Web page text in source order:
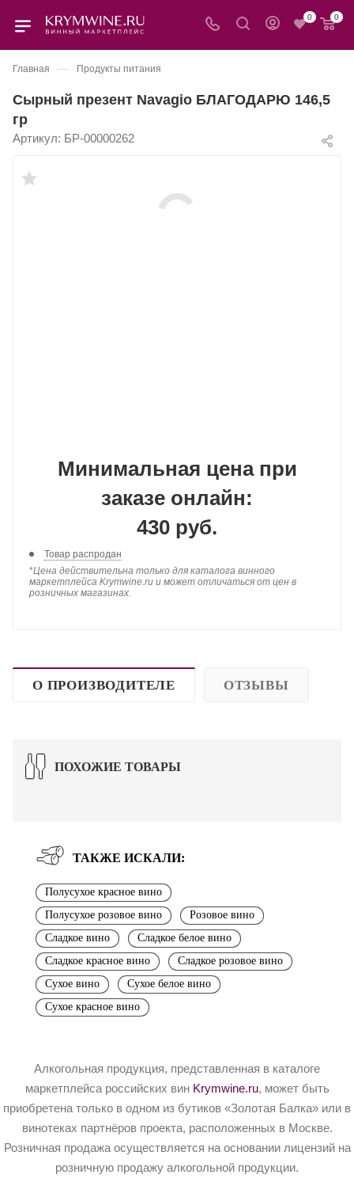
0 0
Главная — Продукты питания
Сырный презент Navagio БЛАГОДАРЮ 146,5
гр
Артикул: БР-00000262
Минимальная цена при
заказе онлайн:
430 руб.
Товар распродан
*Цена действительна только для каталога винного
маркетплейса Krymwine.ru и может отличаться от цен в
розничных магазинах.
О ПРОИЗВОДИТЕЛЕ ОТЗЫВЫ
ПОХОЖИЕ ТОВАРЫ
ТАКЖЕ ИСКАЛИ:
Полусухое красное вино
Полусухое розовое вино
Розовое вино
Сладкое вино
Сладкое белое вино
Сладкое красное вино
Сладкое розовое вино
Сухое вино
Сухое белое вино
Сухое красное вино
Алкогольная продукция, представленная в каталоге
маркетплейса российских вин Krymwine.ru, может быть
приобретена только в одном из бутиков «Золотая Балка» или в
винотеках партнёров проекта, расположенных в Москве.
Розничная продажа осуществляется на основании лицензий на
розничную продажу алкогольной продукции.